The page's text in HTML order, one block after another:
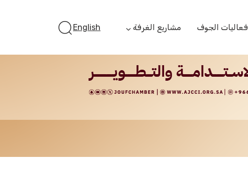
فعاليات الجوف مشاريع الغرفة
أستثمر بالجوف
الجوف ستارت أب
English